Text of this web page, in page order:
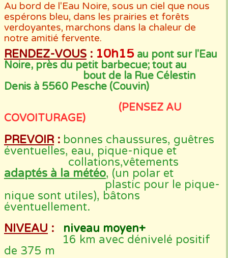
Au bord de l'Eau Noire, sous un ciel que nous
espérons bleu, dans les prairies et forêts
verdoyantes, marchons dans la chaleur de
notre amitié fervente.
RENDEZ-VOUS : 10h15 au pont sur l'Eau
Noire, près du petit barbecue; tout au
bout de la Rue Célestin
Denis à 5560 Pesche (Couvin)
(PENSEZ AU
COVOITURAGE)
PREVOIR : bonnes chaussures, guêtres
éventuelles, eau, pique-nique et
collations,vêtements
adaptés à la météo, (un polar et
plastic pour le pique-
nique sont utiles), bâtons
éventuellement.
NIVEAU :
niveau moyen+
16 km avec dénivelé positif
de 375 m